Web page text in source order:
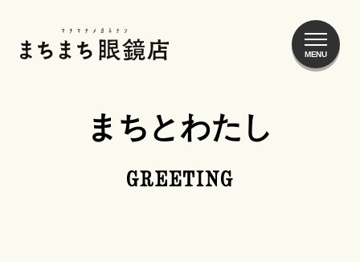
まちとわたし